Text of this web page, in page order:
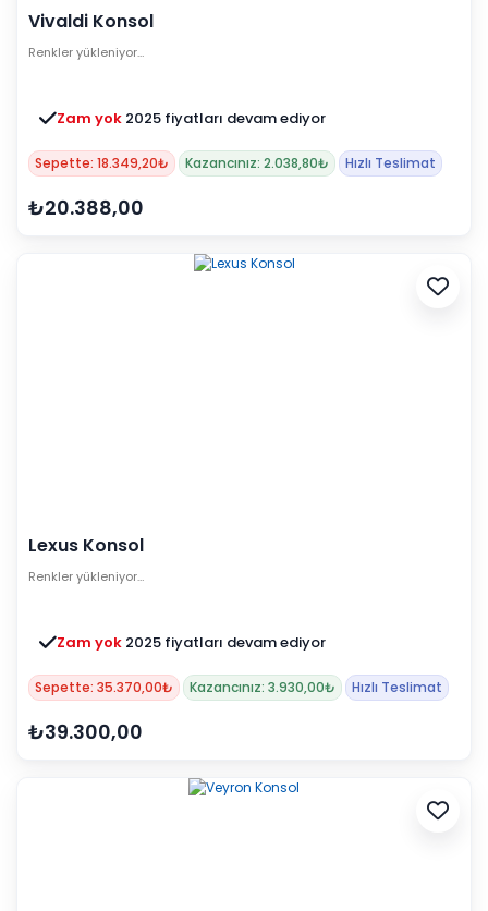
Vivaldi Konsol
Renkler yükleniyor…
Zam yok 2025 fiyatları devam ediyor
Sepette: 18.349,20₺ Kazancınız: 2.038,80₺ Hızlı Teslimat
₺20.388,00
Lexus Konsol
Renkler yükleniyor…
Zam yok 2025 fiyatları devam ediyor
Sepette: 35.370,00₺ Kazancınız: 3.930,00₺ Hızlı Teslimat
₺39.300,00